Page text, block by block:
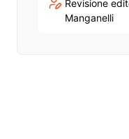
Revisione
Manganelli